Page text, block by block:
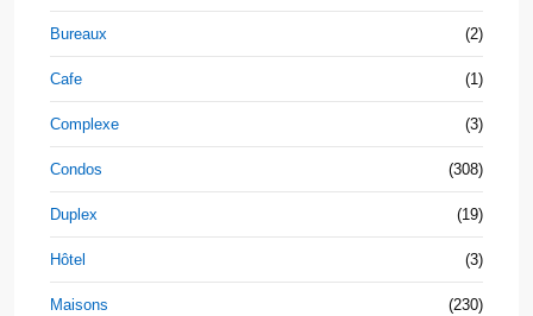
Bureaux (2)
Cafe (1)
Complexe (3)
Condos (308)
Duplex (19)
Hôtel (3)
Maisons (230)